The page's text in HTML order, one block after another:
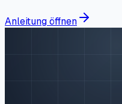
Anleitung öffnen